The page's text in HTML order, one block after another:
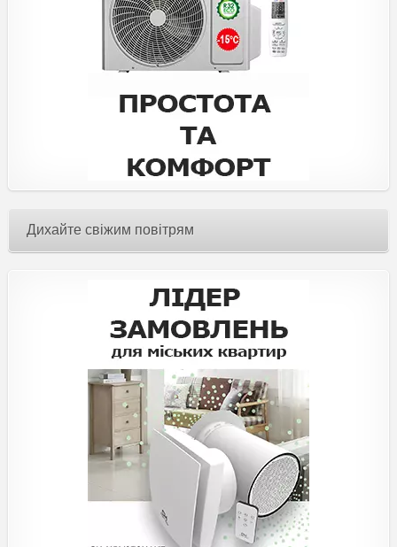
Дихайте свіжим повітрям